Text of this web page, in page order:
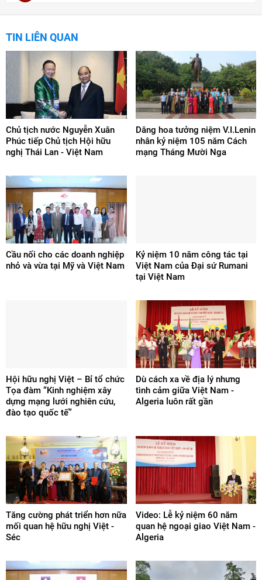
TIN LIÊN QUAN
Chủ tịch nước Nguyễn Xuân
Phúc tiếp Chủ tịch Hội hữu
nghị Thái Lan - Việt Nam
Dâng hoa tưởng niệm V.I.Lenin
nhân kỷ niệm 105 năm Cách
mạng Tháng Mười Nga
Cầu nối cho các doanh nghiệp
nhỏ và vừa tại Mỹ và Việt Nam
Kỷ niệm 10 năm công tác tại
Việt Nam của Đại sứ Rumani
tại Việt Nam
Hội hữu nghị Việt – Bỉ tổ chức
Tọa đàm “Kinh nghiệm xây
dựng mạng lưới nghiên cứu,
đào tạo quốc tế”
Dù cách xa về địa lý nhưng
tình cảm giữa Việt Nam -
Algeria luôn rất gần
Tăng cường phát triển hơn nữa
mối quan hệ hữu nghị Việt -
Séc
Video: Lễ kỷ niệm 60 năm
quan hệ ngoại giao Việt Nam -
Algeria